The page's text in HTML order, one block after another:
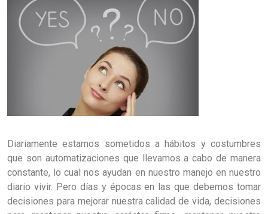
Diariamente estamos sometidos a hábitos y costumbres
que son automatizaciones que llevamos a cabo de manera
constante, lo cual nos ayudan en nuestro manejo en nuestro
diario vivir. Pero días y épocas en las que debemos tomar
decisiones para mejorar nuestra calidad de vida, decisiones